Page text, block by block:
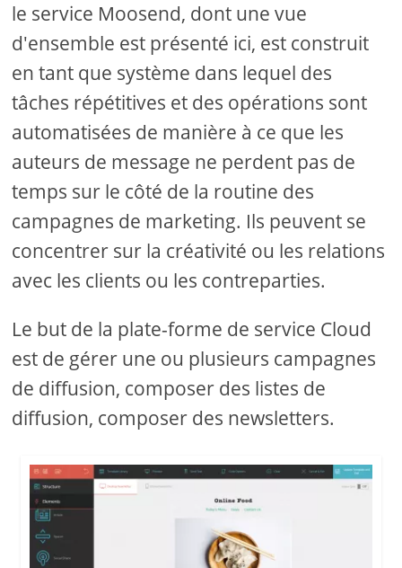
le service Moosend, dont une vue
d'ensemble est présenté ici, est construit
en tant que système dans lequel des
tâches répétitives et des opérations sont
automatisées de manière à ce que les
auteurs de message ne perdent pas de
temps sur le côté de la routine des
campagnes de marketing. Ils peuvent se
concentrer sur la créativité ou les relations
avec les clients ou les contreparties.
Le but de la plate-forme de service Cloud
est de gérer une ou plusieurs campagnes
de diffusion, composer des listes de
diffusion, composer des newsletters.